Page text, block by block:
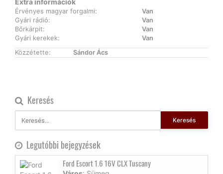
Extra információk
Érvényes magyar forgalmi:
Van
Gyári rádió:
Van
Bőrkárpit:
Van
Gyári kerekek:
Van
Közzétette:
Sándor Ács
Keresés
Keresés
Legutóbbi bejegyzések
Ford Escort 1.6 16V CLX Tuscany